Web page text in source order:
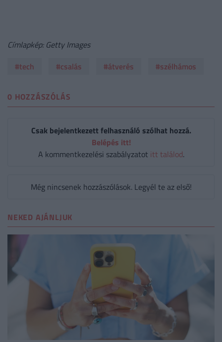
Címlapkép: Getty Images
#tech
#csalás #átverés #szélhámos
0 HOZZÁSZÓLÁS
Csak bejelentkezett felhasználó szólhat hozzá.
Belépés itt!
A kommentkezelési szabályzatot itt találod.
Még nincsenek hozzászólások. Legyél te az első!
NEKED AJÁNLJUK